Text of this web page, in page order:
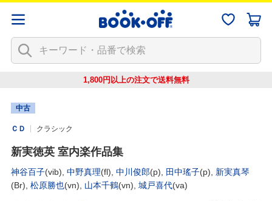
1,800円以上の注文で送料無料
中古
ＣＤ クラシック
新実徳英 室内楽作品集
神谷百子(vib), 中野真理(fl), 中川俊郎(p), 田中瑤子(p),
新実真琴
(Br), 松原勝也(vn), 山本千鶴(vn), 城戸喜代(va)